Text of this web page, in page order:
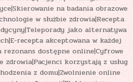
na badania obrazowe
w służbie zdrowia|Recepta
jako alternatywa
recepta akceptowana w każdej
rezonans dostępne online|Cyfrowe
zdrowia|Pacjenci korzystają z usług
z domu|Zwolnienie online